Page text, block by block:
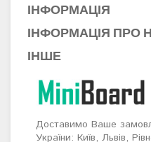
ІНФОРМАЦІЯ
ІНФОРМАЦІЯ ПРО
ІНШЕ
Доставимо Ваше
України: Київ, Львів,